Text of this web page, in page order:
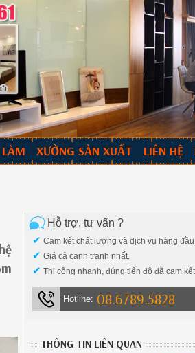
XƯỞNG SẢN XUẤT LIÊN HỆ
Hỗ trợ, tư vấn ?
✔ Cam kết chất lượng và dịch vụ hàng
✔ Giá cả cạnh tranh nhất.
✔ Thi công nhanh, đúng tiến độ đã cam
Hotline: 08.6789.5828
THÔNG TIN LIÊN QUAN